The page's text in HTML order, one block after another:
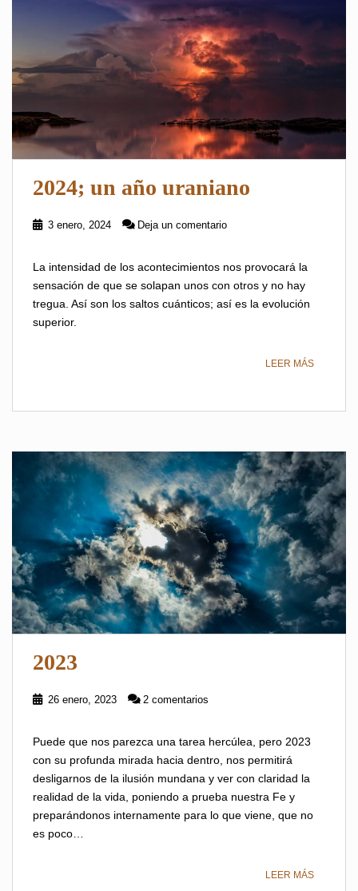
2024; un año uraniano
3 enero, 2024 Deja un comentario
La intensidad de los acontecimientos nos provocará la
sensación de que se solapan unos con otros y no hay
tregua. Así son los saltos cuánticos; así es la evolución
superior.
LEER MÁS
2023
26 enero, 2023 2 comentarios
Puede que nos parezca una tarea hercúlea, pero 2023
con su profunda mirada hacia dentro, nos permitirá
desligarnos de la ilusión mundana y ver con claridad la
realidad de la vida, poniendo a prueba nuestra Fe y
preparándonos internamente para lo que viene, que no
es poco…
LEER MÁS